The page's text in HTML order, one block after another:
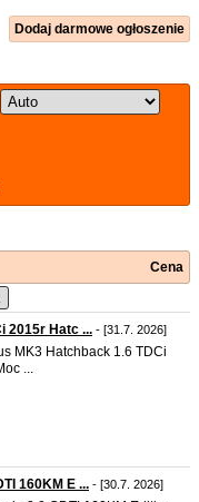
Dodaj darmowe ogłoszenie
Cena
2015r Hatc ... - [31.7. 2026]
MK3 Hatchback 1.6 TDCi
...
160KM E ... - [30.7. 2026]